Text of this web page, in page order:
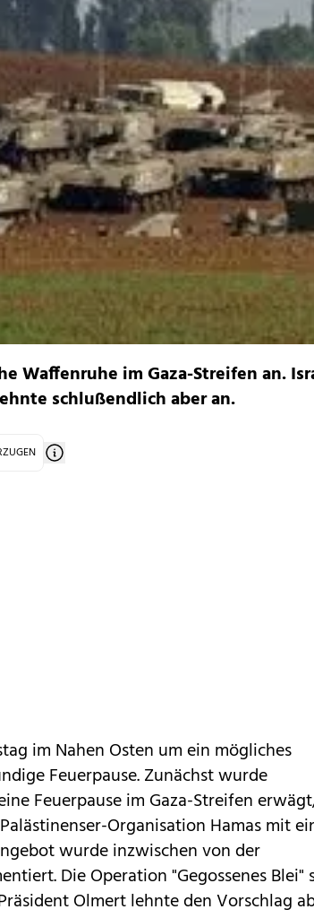
Waffenruhe im Gaza-Streifen an.
schlußendlich aber an.
im Nahen Osten um ein mögliches
Feuerpause. Zunächst wurde
Feuerpause im Gaza-Streifen
Organisation Hamas mit
wurde inzwischen von der
Die Operation "Gegossenes Blei"
Olmert lehnte den Vorschlag